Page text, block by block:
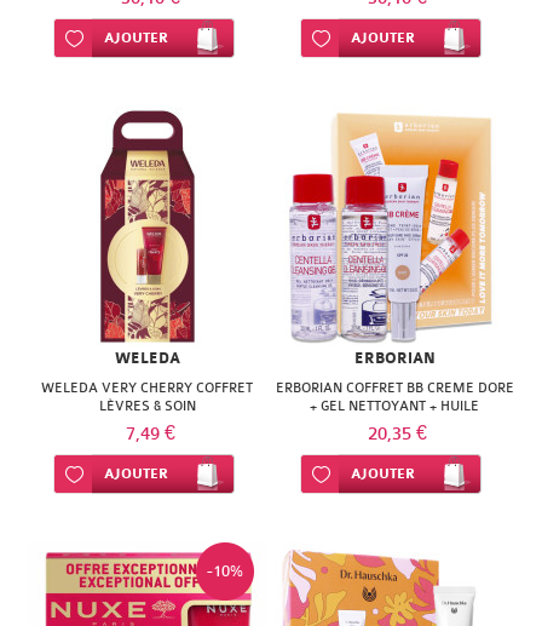
Ajouter à ma liste d’envie
AJOUTER Ajouter à ma liste d’envie
AJOUTER
WELEDA
WELEDA VERY CHERRY COFFRET
LÈVRES & SOIN
7,49 €
Ajouter à ma liste d’envie
AJOUTER
ERBORIAN
ERBORIAN COFFRET BB CREME DORE
+ GEL NETTOYANT + HUILE
DEMAQUILLANTE
20,35 €
Ajouter à ma liste d’envie
AJOUTER
-10%